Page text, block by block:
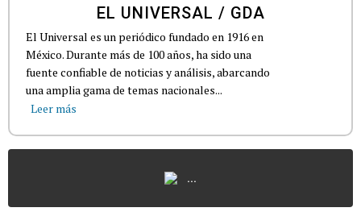
EL UNIVERSAL / GDA
El Universal es un periódico fundado en 1916 en
México. Durante más de 100 años, ha sido una
fuente confiable de noticias y análisis, abarcando
una amplia gama de temas nacionales...
Leer más
...